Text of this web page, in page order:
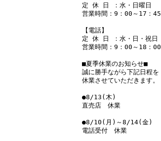
定 休 日 ：水・日曜日
営業時間：9：00～17：45
【電話】
定 休 日 ：水・日・祝日
営業時間：9：00～18：00
■夏季休業のお知らせ■
誠に勝手ながら下記日程を
休業させていただきます。
●8/13(木)
直売店 休業
●8/10(月)～8/14(金)
電話受付 休業